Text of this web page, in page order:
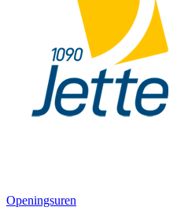
Openingsuren